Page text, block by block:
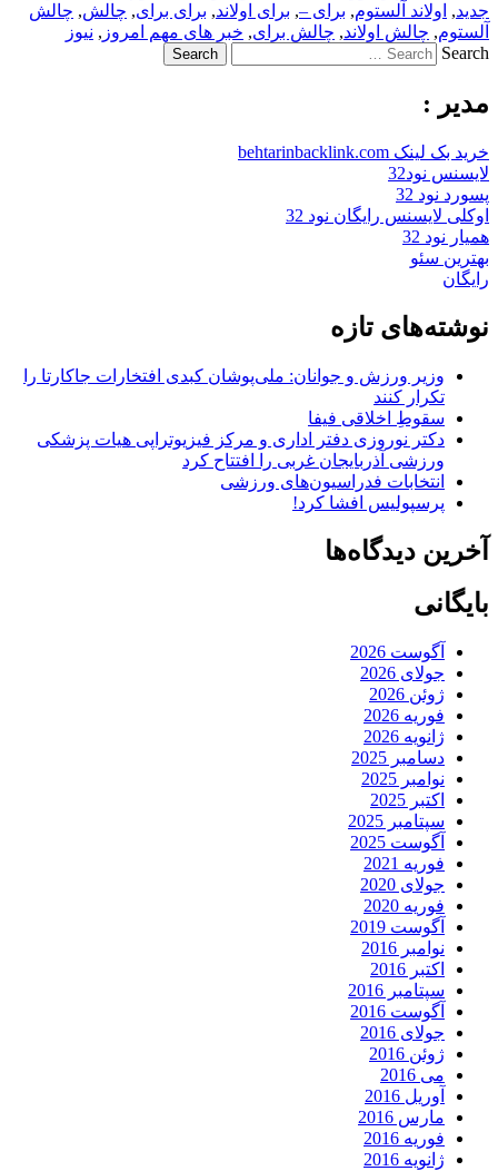
جدید, اولاند آلستوم, برای –, برای اولاند, برای برای, چالش, چالش
آلستوم, چالش اولاند, چالش برای, خبر های مهم امروز , نیوز
Search
مدیر :
خرید بک لینک behtarinbacklink.com
لایسنس نود32
پسورد نود 32
اوکلی لایسنس رایگان نود 32
همیار نود 32
بهترین سئو
رایگان
نوشته‌های تازه
وزیر ورزش و جوانان: ملی‌پوشان کبدی افتخارات جاکارتا را
تکرار کنند
سقوطِ اخلاقی فیفا
دکتر نوروزی دفتر اداری و مرکز فیزیوتراپی هیات پزشکی
ورزشی آذربایجان غربی را افتتاح کرد
انتخابات فدراسیون‌های ورزشی
پرسپولیس افشا کرد!
آخرین دیدگاه‌ها
بایگانی
آگوست 2026
جولای 2026
ژوئن 2026
فوریه 2026
ژانویه 2026
دسامبر 2025
نوامبر 2025
اکتبر 2025
سپتامبر 2025
آگوست 2025
فوریه 2021
جولای 2020
فوریه 2020
آگوست 2019
نوامبر 2016
اکتبر 2016
سپتامبر 2016
آگوست 2016
جولای 2016
ژوئن 2016
می 2016
آوریل 2016
مارس 2016
فوریه 2016
ژانویه 2016